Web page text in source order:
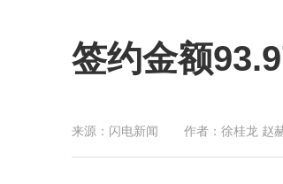
签约金额
来源： 闪电新闻 作者： 徐桂龙 赵